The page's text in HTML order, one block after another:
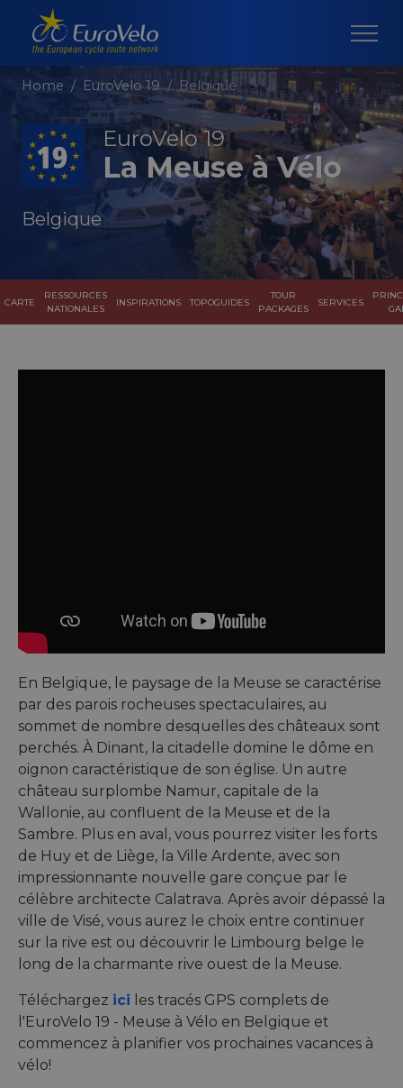
Home EuroVelo 19 Belgique
EuroVelo 19
La Meuse à Vélo
Belgique
CARTE
RESSOURCES
NATIONALES
INSPIRATIONS TOPOGUIDES
TOUR
PACKAGES
SERVICES
En Belgique, le paysage de la Meuse se caractérise
par des parois rocheuses spectaculaires, au
sommet de nombre desquelles des châteaux sont
perchés. À Dinant, la citadelle domine le dôme en
oignon caractéristique de son église. Un autre
château surplombe Namur, capitale de la
Wallonie, au confluent de la Meuse et de la
Sambre. Plus en aval, vous pourrez visiter les forts
de Huy et de Liège, la Ville Ardente, avec son
impressionnante nouvelle gare conçue par le
célèbre architecte Calatrava. Après avoir dépassé la
ville de Visé, vous aurez le choix entre continuer
sur la rive est ou découvrir le Limbourg belge le
long de la charmante rive ouest de la Meuse.
Téléchargez ici les tracés GPS complets de
l'EuroVelo 19 - Meuse à Vélo en Belgique et
commencez à planifier vos prochaines vacances à
vélo!